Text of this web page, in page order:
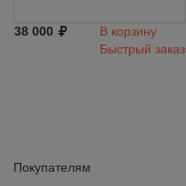
38 000
В корзину
Быстрый заказ
Покупателям